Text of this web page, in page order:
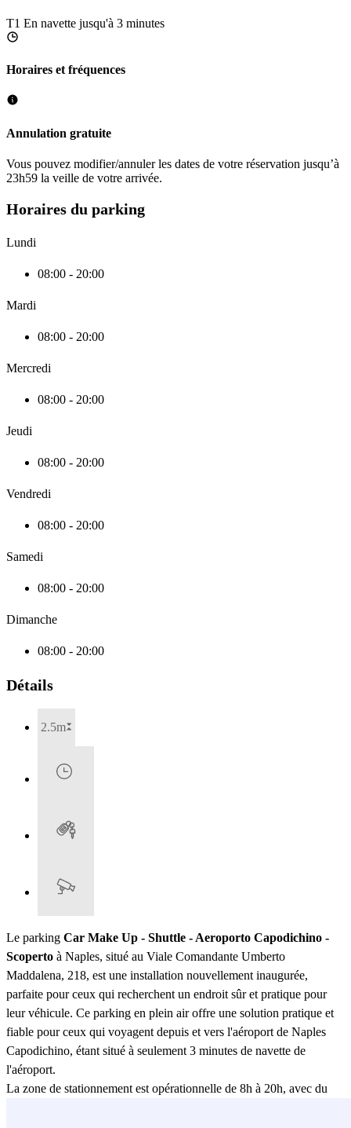
T1 En navette jusqu'à 3 minutes
Horaires et fréquences
Annulation gratuite
Vous pouvez modifier/annuler les dates de votre réservation jusqu’à
23h59 la veille de votre arrivée.
Horaires du parking
Lundi
08:00 - 20:00
Mardi
08:00 - 20:00
Mercredi
08:00 - 20:00
Jeudi
08:00 - 20:00
Vendredi
08:00 - 20:00
Samedi
08:00 - 20:00
Dimanche
08:00 - 20:00
Détails
2.5m
Le parking Car Make Up - Shuttle - Aeroporto Capodichino -
Scoperto à Naples, situé au Viale Comandante Umberto
Maddalena, 218, est une installation nouvellement inaugurée,
parfaite pour ceux qui recherchent un endroit sûr et pratique pour
leur véhicule. Ce parking en plein air offre une solution pratique et
fiable pour ceux qui voyagent depuis et vers l'aéroport de Naples
Capodichino, étant situé à seulement 3 minutes de navette de
l'aéroport.
La zone de stationnement est opérationnelle de 8h à 20h, avec du